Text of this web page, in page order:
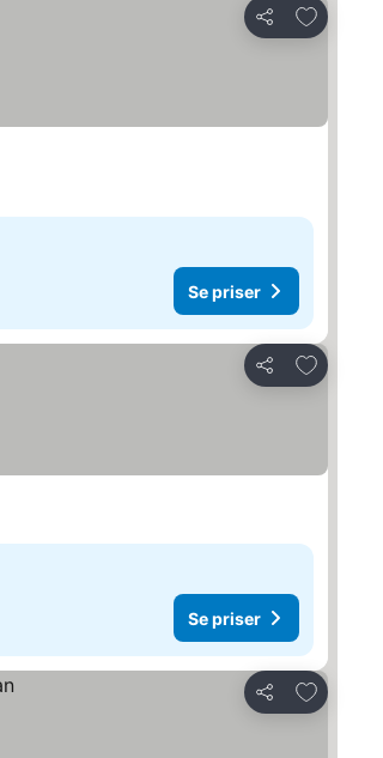
Del
Føj til
Se priser
Del
Føj til
Se priser
Del
Føj til